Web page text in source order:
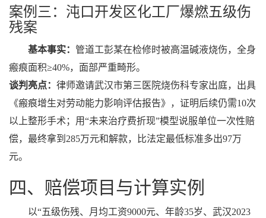
案例三：沌口开发区化工厂爆燃五级伤
残案
基本事实： 管道工彭某在检修时被高温碱液烧伤，全身
瘢痕面积≥40%，面部严重畸形。
谈判亮点： 律师邀请武汉市第三医院烧伤科专家出庭，出具
《瘢痕增生对劳动能力影响评估报告》，证明后续仍需10次
以上整形手术；用“未来治疗费折现”模型说服单位一次性赔
偿，最终拿到285万元和解款，比法定最低标准多出97万
元。
四、赔偿项目与计算实例
以“五级伤残、月均工资9000元、年龄35岁、武汉2023